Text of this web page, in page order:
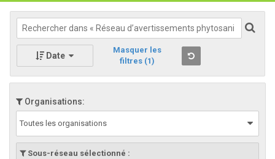
Date
Masquer les
filtres (1)
Organisations:
Toutes les organisations
Sous-réseau sélectionné :